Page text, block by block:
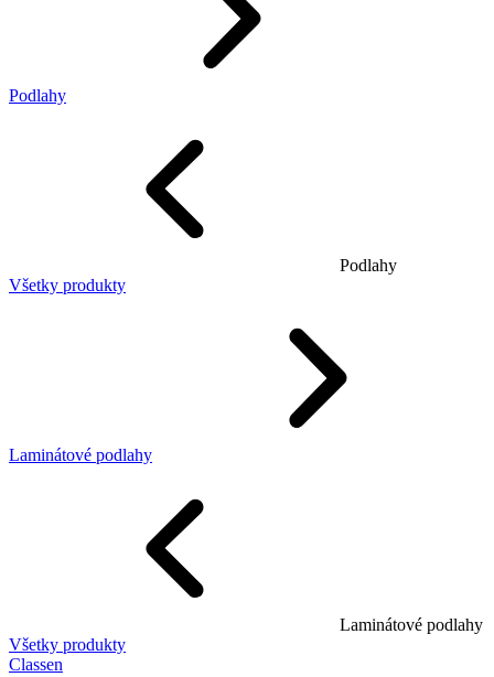
Podlahy
Podlahy
Všetky produkty
Laminátové podlahy
Laminátové podlahy
Všetky produkty
Classen